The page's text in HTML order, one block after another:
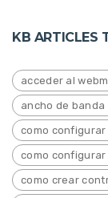
KB ARTICLES
acceder al
ancho de
como
como
como crear